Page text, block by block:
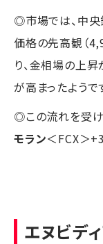
◎市場では、中
価格の先高観（
り、金相場の上
が高まったようで
◎この流れを受け
モラン＜FCX＞
エヌビデ